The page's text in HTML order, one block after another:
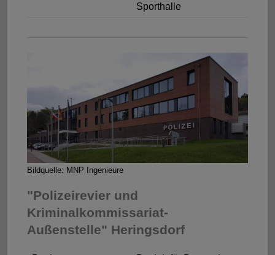
Sporthalle
Bildquelle: MNP Ingenieure
"Polizeirevier und
Kriminalkommissariat-
Außenstelle" Heringsdorf